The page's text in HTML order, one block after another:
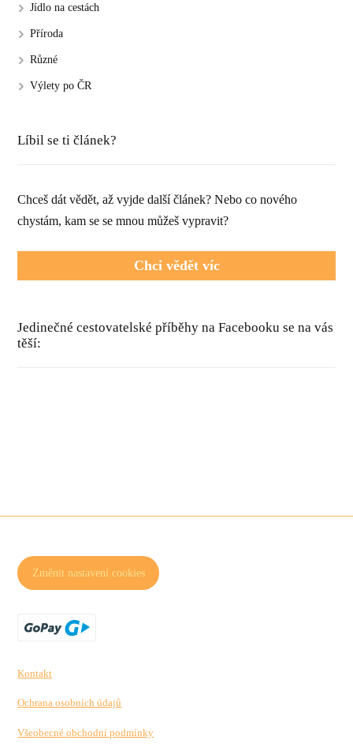
Jídlo na cestách
Příroda
Různé
Výlety po ČR
Líbil se ti článek?
Chceš dát vědět, až vyjde další článek? Nebo co nového
chystám, kam se se mnou můžeš vypravit?
Chci vědět víc
Jedinečné cestovatelské příběhy na Facebooku se na vás
těší:
Změnit nastavení cookies
Kontakt
Ochrana osobních údajů
Všeobecné obchodní podmínky